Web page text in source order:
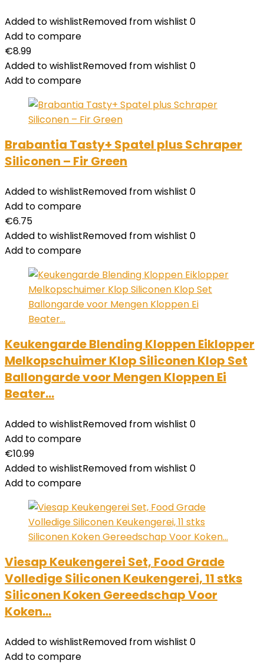
Added to wishlistRemoved from wishlist 0
Add to compare
€8.99
Added to wishlistRemoved from wishlist 0
Add to compare
Brabantia Tasty+ Spatel plus Schraper
Siliconen – Fir Green
Added to wishlistRemoved from wishlist 0
Add to compare
€6.75
Added to wishlistRemoved from wishlist 0
Add to compare
Keukengarde Blending Kloppen Eiklopper
Melkopschuimer Klop Siliconen Klop Set
Ballongarde voor Mengen Kloppen Ei
Beater…
Added to wishlistRemoved from wishlist 0
Add to compare
€10.99
Added to wishlistRemoved from wishlist 0
Add to compare
Viesap Keukengerei Set, Food Grade
Volledige Siliconen Keukengerei, 11 stks
Siliconen Koken Gereedschap Voor
Koken…
Added to wishlistRemoved from wishlist 0
Add to compare